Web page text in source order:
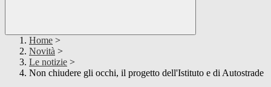
Home >
Novità >
Le notizie >
Non chiudere gli occhi, il progetto dell'Istituto e di Autostrade